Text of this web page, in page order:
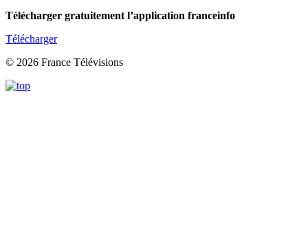
Télécharger gratuitement l’application franceinfo
Télécharger
© 2026 France Télévisions